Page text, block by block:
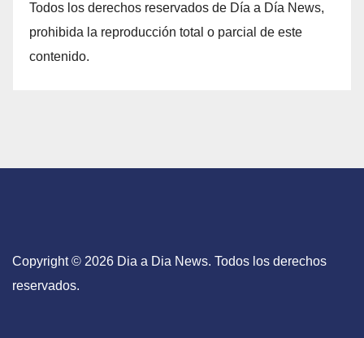
Todos los derechos reservados de Día a Día News,
prohibida la reproducción total o parcial de este
contenido.
Copyright © 2026 Dia a Dia News. Todos los derechos
reservados.